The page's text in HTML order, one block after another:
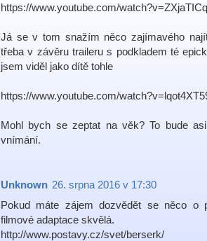
https://www.youtube.com/
Já se v tom snažím něco zajímavého
třeba v závěru traileru s podkladem té
jsem viděl jako dítě tohle
https://www.youtube.com/
Mohl bych se zeptat na věk? To bude
vnímání.
Unknown 26. srpna 2016 v 17:30
Pokud máte zájem dozvědět se něco o
filmové adaptace skvělá.
http://www.postavy.cz/svet/berserk/